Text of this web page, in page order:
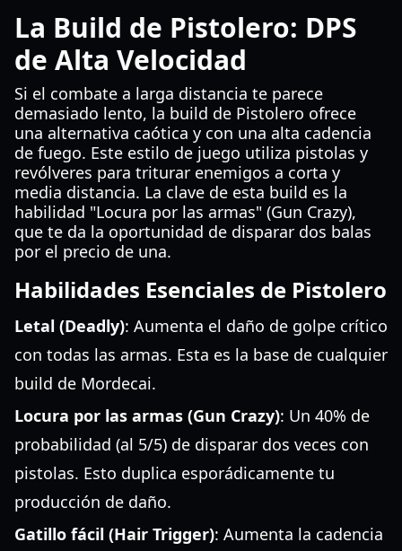
La Build de Pistolero: DPS
de Alta Velocidad
Si el combate a larga distancia te parece
demasiado lento, la build de Pistolero ofrece
una alternativa caótica y con una alta cadencia
de fuego. Este estilo de juego utiliza pistolas y
revólveres para triturar enemigos a corta y
media distancia. La clave de esta build es la
habilidad "Locura por las armas" (Gun Crazy),
que te da la oportunidad de disparar dos balas
por el precio de una.
Habilidades Esenciales de Pistolero
Letal (Deadly): Aumenta el daño de golpe crítico
con todas las armas. Esta es la base de cualquier
build de Mordecai.
Locura por las armas (Gun Crazy): Un 40% de
probabilidad (al 5/5) de disparar dos veces con
pistolas. Esto duplica esporádicamente tu
producción de daño.
Gatillo fácil (Hair Trigger): Aumenta la cadencia